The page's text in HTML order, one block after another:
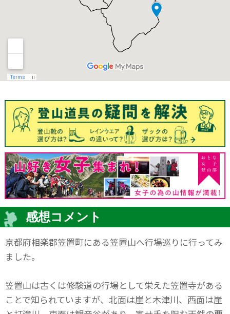
感想コメント
京都府相楽郡笠置町にある笠置山へ行場巡りに行ってみ
ました。
笠置山は古くは修験道の行場として栄えた笠置寺がある
ことで知られていますが、北面は崖と木津川、西面は崖